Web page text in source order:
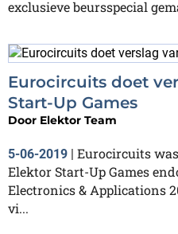
exclusieve beursspecial
Eurocircuits doet
Start-Up Games
Door Elektor Team
5-06-2019
Eurocircuits
Elektor Start-Up Games
Electronics & Applications
vi...